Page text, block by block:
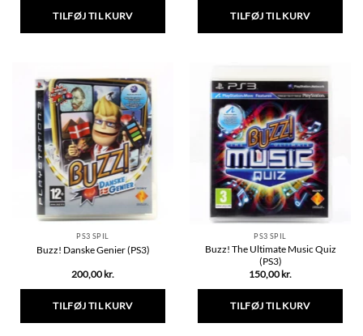
TILFØJ TIL KURV TILFØJ TIL KURV
PS3 SPIL
Buzz! Danske Genier (PS3)
200,00 kr.
TILFØJ TIL KURV
PS3 SPIL
Buzz! The Ultimate Music Quiz
(PS3)
150,00 kr.
TILFØJ TIL KURV